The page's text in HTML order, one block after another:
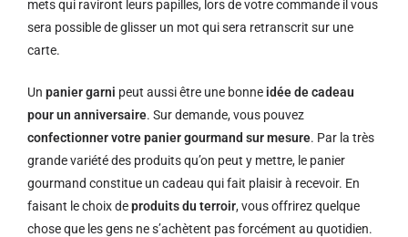
mets qui raviront leurs papilles, lors de votre commande il vous
sera possible de glisser un mot qui sera retranscrit sur une
carte.
Un panier garni peut aussi être une bonne idée de cadeau
pour un anniversaire. Sur demande, vous pouvez
confectionner votre panier gourmand sur mesure. Par la très
grande variété des produits qu’on peut y mettre, le panier
gourmand constitue un cadeau qui fait plaisir à recevoir. En
faisant le choix deproduits du terroir, vous offrirez quelque
chose que les gens ne s’achètent pas forcément au quotidien.